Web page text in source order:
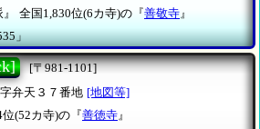
全国1,830位(6カ寺)の『善敬寺 』
」
[〒981-1101]
弁天３７番地 [地図等]
(52カ寺)の『善徳寺 』